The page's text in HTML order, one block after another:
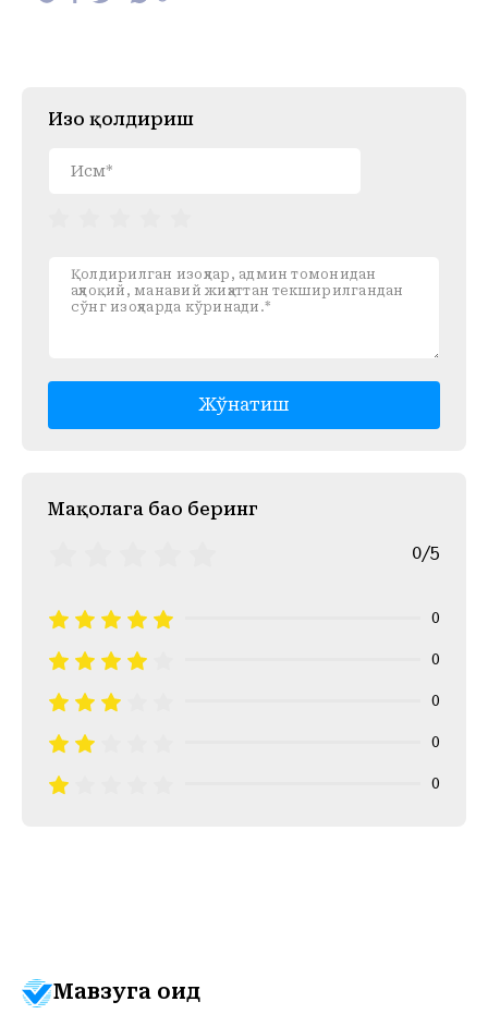
Изоҳ қолдириш
Жўнатиш
Mақолага баҳо беринг
0/5
0
0
0
0
0
Мавзуга оид